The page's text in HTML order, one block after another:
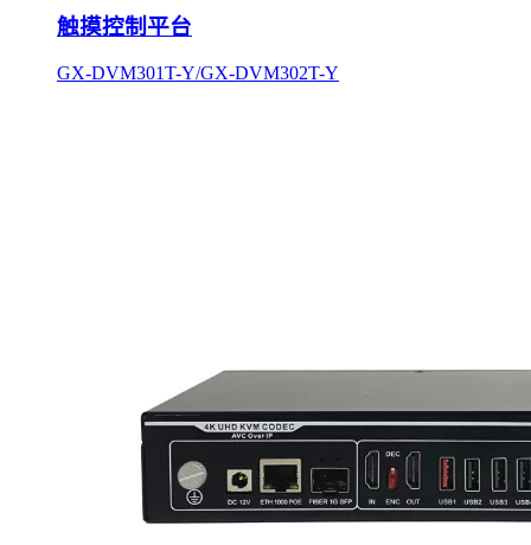
触摸控制平台
GX-DVM301T-Y/GX-DVM302T-Y